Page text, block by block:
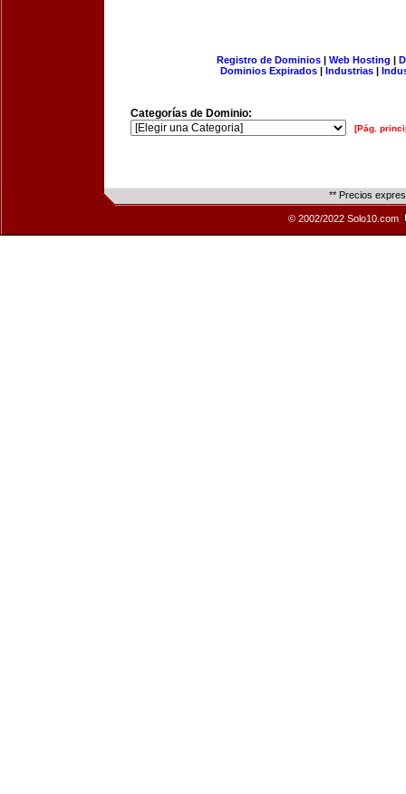
Registro de Dominios| Web Hosting |
Dominios Expirados | Industrias |
Categorías de Dominio:
[Pág.
** Precios
© 2002/2022 Solo10.com